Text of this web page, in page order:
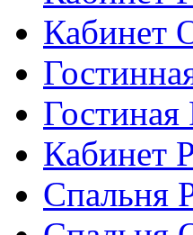
Кабинет
Гостиная
Кабинет
Спальня